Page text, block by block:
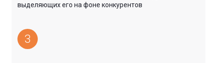
выделяющих его на фоне конкурентов
3